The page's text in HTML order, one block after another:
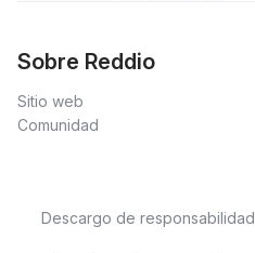
Sobre Reddio
Sitio web
Comunidad
Descargo de responsabilidad